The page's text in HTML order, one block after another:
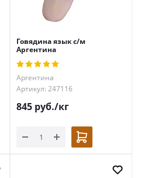
Говядина язык с/м
Аргентина
Аргентина
Артикул: 247116
845 руб./кг